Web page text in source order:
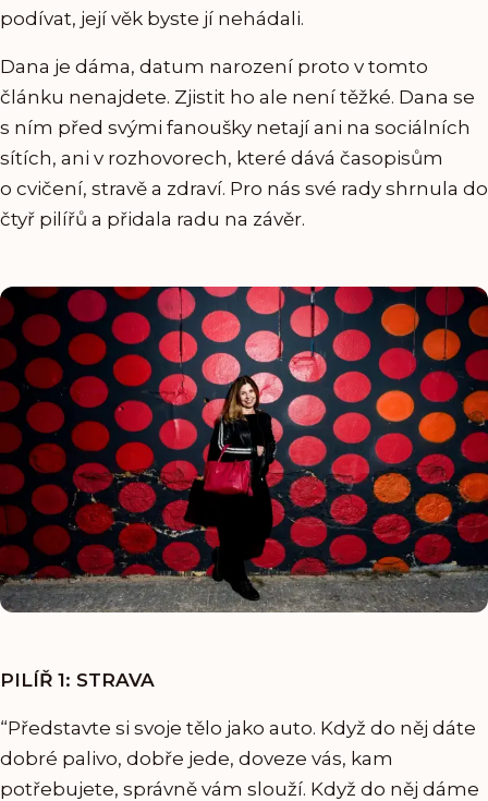
podívat, její věk byste jí nehádali.
Dana je dáma, datum narození proto v tomto
článku nenajdete. Zjistit ho ale není těžké. Dana se
s ním před svými fanoušky netají ani na sociálních
sítích, ani v rozhovorech, které dává časopisům
o cvičení, stravě a zdraví. Pro nás své rady shrnula do
čtyř pilířů a přidala radu na závěr.
PILÍŘ 1: STRAVA
“Představte si svoje tělo jako auto. Když do něj dáte
dobré palivo, dobře jede, doveze vás, kam
potřebujete, správně vám slouží. Když do něj dáme